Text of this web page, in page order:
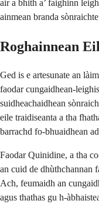
air a bhith a’ faighinn
ainmean branda
Roghainnean
Ged is e artesunate an
faodar cungaidhean-
suidheachaidhean
eile traidiseanta a tha
barrachd fo-bhuaidhean
Faodar Quinidine, a tha
an cuid de dhùthchannan
Ach, feumaidh an
agus thathas gu h-